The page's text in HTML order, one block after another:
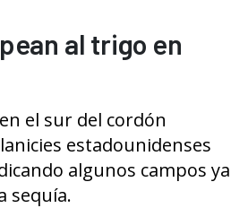
al trigo en
el sur del cordón
estadounidenses
algunos campos ya
sequía.